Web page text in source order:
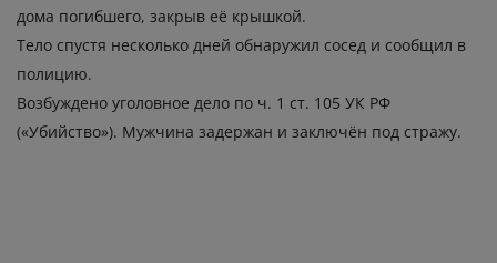
дома погибшего, закрыв её крышкой.
Тело спустя несколько дней обнаружил сосед и сообщил в
полицию.
Возбуждено уголовное дело по ч. 1 ст. 105 УК РФ
(«Убийство»). Мужчина задержан и заключён под стражу.